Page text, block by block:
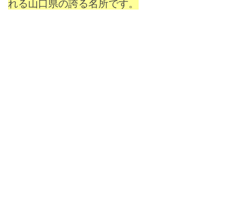
れる山口県の誇る名所です。